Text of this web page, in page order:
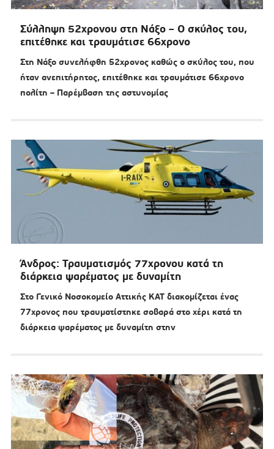
Σύλληψη 52χρονου στη Νάξο – Ο σκύλος του,
επιτέθηκε και τραυμάτισε 66χρονο
Στη Νάξο συνελήφθη 52χρονος καθώς ο σκύλος του, που
ήταν ανεπιτήρητος, επιτέθηκε και τραυμάτισε 66χρονο
πολίτη – Παρέμβαση της αστυνομίας
Άνδρος: Τραυματισμός 77χρονου κατά τη
διάρκεια ψαρέματος με δυναμίτη
Στο Γενικό Νοσοκομείο Αττικής ΚΑΤ διακομίζεται ένας
77χρονος που τραυματίστηκε σοβαρά στο χέρι κατά τη
διάρκεια ψαρέματος με δυναμίτη στην